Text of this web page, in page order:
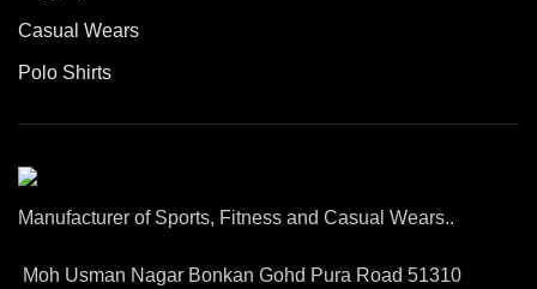
Casual Wears
Polo Shirts
Manufacturer of Sports, Fitness and Casual Wears..
Moh Usman Nagar Bonkan Gohd Pura Road 51310